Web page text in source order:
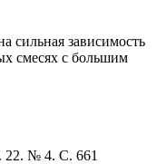
сильная зависимость
смесях с большим
22. № 4. С. 661